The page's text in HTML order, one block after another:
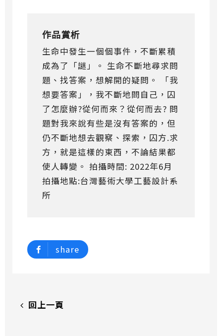
作品賞析
生命中發生一個個事件，不斷累積
成為了「謎」。 生命不斷地尋求問
題、找答案，想解開的疑問。 「我
想要答案」，我不斷地問自己，囚
了怎麼辦?從何而來？從何而去? 問
題對我來說有些是沒有答案的，但
仍不斷地想去觀察、探索，囚方.求
方，就是這樣的東西，不論結果都
使人轉變。 拍攝時間: 2022年6月
拍攝地點:台灣藝術大學工藝設計系
所
share
回上一頁